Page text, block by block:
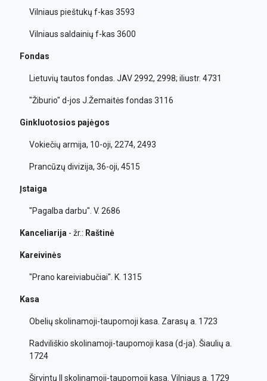
Vilniaus pieštukų f-kas 3593
Vilniaus saldainių f-kas 3600
Fondas
Lietuvių tautos fondas. JAV 2992, 2998; iliustr. 4731
"Žiburio" d-jos J.Žemaitės fondas 3116
Ginkluotosios pajėgos
Vokiečių armija, 10-oji, 2274, 2493
Prancūzų divizija, 36-oji, 4515
Įstaiga
"Pagalba darbu". V. 2686
Kanceliarija - žr.: Raštinė
Kareivinės
"Prano kareiviabučiai". K. 1315
Kasa
Obelių skolinamoji-taupomoji kasa. Zarasų a. 1723
Radviliškio skolinamoji-taupomoji kasa (d-ja). Šiaulių a.
1724
Širvintų II skolinamoji-taupomoji kasa. Vilniaus a. 1729